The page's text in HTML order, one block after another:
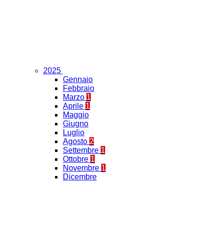
2025
Gennaio
Febbraio
Marzo 1
Aprile 1
Maggio
Giugno
Luglio
Agosto 2
Settembre 1
Ottobre 1
Novembre 1
Dicembre